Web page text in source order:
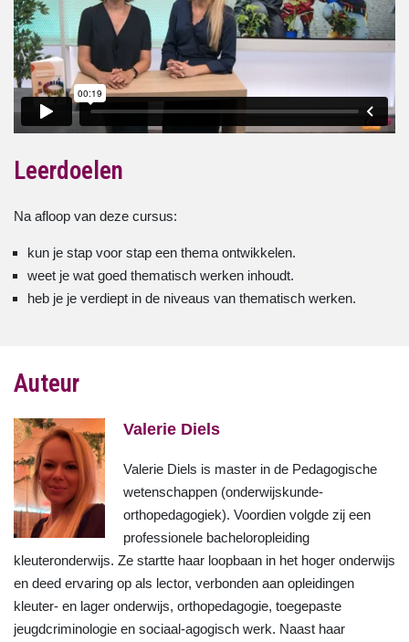
Leerdoelen
Na afloop van deze cursus:
kun je stap voor stap een thema ontwikkelen.
weet je wat goed thematisch werken inhoudt.
heb je je verdiept in de niveaus van thematisch werken.
Auteur
Valerie Diels
Valerie Diels is master in de Pedagogische
wetenschappen (onderwijskunde-
orthopedagogiek). Voordien volgde zij een
professionele bacheloropleiding
kleuteronderwijs. Ze startte haar loopbaan in het hoger onderwijs
en deed ervaring op als lector, verbonden aan opleidingen
kleuter- en lager onderwijs, orthopedagogie, toegepaste
jeugdcriminologie en sociaal-agogisch werk. Naast haar